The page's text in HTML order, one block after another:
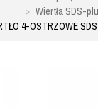
Wiertła SDS-
4-OSTRZOWE